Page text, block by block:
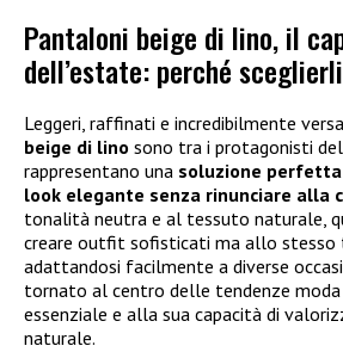
Pantaloni beige di lino, il
dell’estate: perché sceglierli
Leggeri, raffinati e incredibilmente
beige di lino sono tra i protagonisti
rappresentano una soluzione perfetta
look elegante senza rinunciare alla
tonalità neutra e al tessuto naturale,
creare outfit sofisticati ma allo stesso
adattandosi facilmente a diverse
tornato al centro delle tendenze
essenziale e alla sua capacità di
naturale.